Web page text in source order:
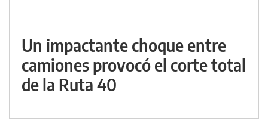
Un impactante choque entre
camiones provocó el corte total
de la Ruta 40